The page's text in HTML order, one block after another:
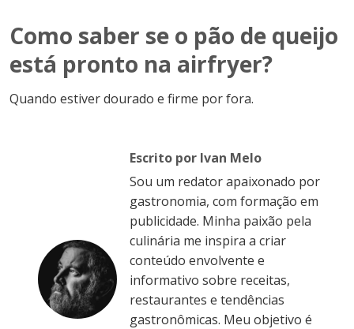
Como saber se o pão de queijo
está pronto na airfryer?
Quando estiver dourado e firme por fora.
Escrito por Ivan Melo
Sou um redator apaixonado por
gastronomia, com formação em
publicidade. Minha paixão pela
culinária me inspira a criar
conteúdo envolvente e
informativo sobre receitas,
restaurantes e tendências
gastronômicas. Meu objetivo é